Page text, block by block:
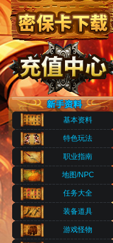
基本资料
特色玩法
职业指南
地图/NPC
任务大全
装备道具
游戏怪物